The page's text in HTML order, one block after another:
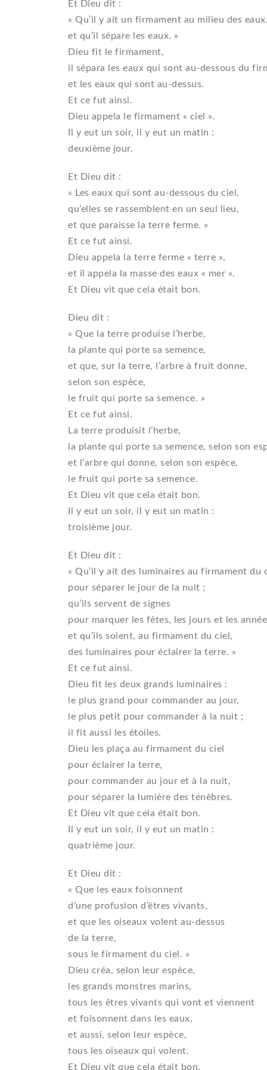
Et Dieu dit :
« Qu’il y ait un firmament au milieu des eaux,
et qu’il sépare les eaux. »
Dieu fit le firmament,
il sépara les eaux qui sont au-dessous du
et les eaux qui sont au-dessus.
Et ce fut ainsi.
Dieu appela le firmament « ciel ».
Il y eut un soir, il y eut un matin :
deuxième jour.
Et Dieu dit :
« Les eaux qui sont au-dessous du ciel,
qu’elles se rassemblent en un seul lieu,
et que paraisse la terre ferme. »
Et ce fut ainsi.
Dieu appela la terre ferme « terre »,
et il appela la masse des eaux « mer ».
Et Dieu vit que cela était bon.
Dieu dit :
« Que la terre produise l’herbe,
la plante qui porte sa semence,
et que, sur la terre, l’arbre à fruit donne,
selon son espèce,
le fruit qui porte sa semence. »
Et ce fut ainsi.
La terre produisit l’herbe,
la plante qui porte sa semence, selon son
et l’arbre qui donne, selon son espèce,
le fruit qui porte sa semence.
Et Dieu vit que cela était bon.
Il y eut un soir, il y eut un matin :
troisième jour.
Et Dieu dit :
« Qu’il y ait des luminaires au firmament du
pour séparer le jour de la nuit ;
qu’ils servent de signes
pour marquer les fêtes, les jours et les
et qu’ils soient, au firmament du ciel,
des luminaires pour éclairer la terre. »
Et ce fut ainsi.
Dieu fit les deux grands luminaires :
le plus grand pour commander au jour,
le plus petit pour commander à la nuit ;
il fit aussi les étoiles.
Dieu les plaça au firmament du ciel
pour éclairer la terre,
pour commander au jour et à la nuit,
pour séparer la lumière des ténèbres.
Et Dieu vit que cela était bon.
Il y eut un soir, il y eut un matin :
quatrième jour.
Et Dieu dit :
« Que les eaux foisonnent
d’une profusion d’êtres vivants,
et que les oiseaux volent au-dessus
de la terre,
sous le firmament du ciel. »
Dieu créa, selon leur espèce,
les grands monstres marins,
tous les êtres vivants qui vont et viennent
et foisonnent dans les eaux,
et aussi, selon leur espèce,
tous les oiseaux qui volent.
Et Dieu vit que cela était bon.